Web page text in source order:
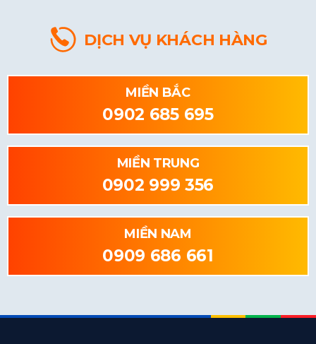
DỊCH VỤ KHÁCH HÀNG
MIỀN BẮC
0902 685 695
MIỀN TRUNG
0902 999 356
MIỀN NAM
0909 686 661